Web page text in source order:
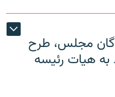
مجلس، طرح
به هیات رئیسه